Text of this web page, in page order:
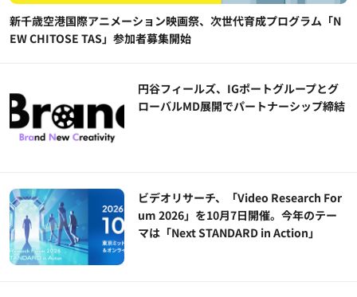
新千歳空港国際アニメーション映画祭、次世代育成プログラム「N
EW CHITOSE TAS」参加者募集開始
円谷フィールズ、IGポートグループとグ
ローバルMD展開でパートナーシップ締結
ビデオリサーチ、「Video Research For
um 2026」を10月7日開催。今年のテー
マは「Next STANDARD in Action」